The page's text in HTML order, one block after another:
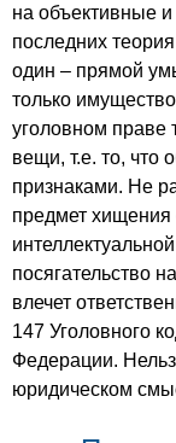
на объективные
последних
один – прямой
только
уголовном праве
вещи, т.е. то, что
признаками. Не
предмет хищения
посягательство
влечет
147 Уголовного
Федерации.
юридическом